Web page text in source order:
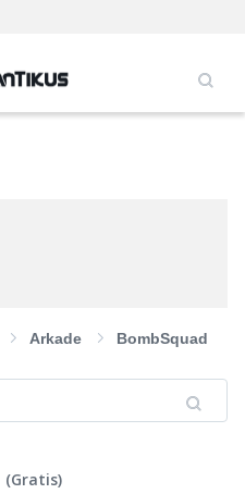
Arkade BombSquad
(Gratis)